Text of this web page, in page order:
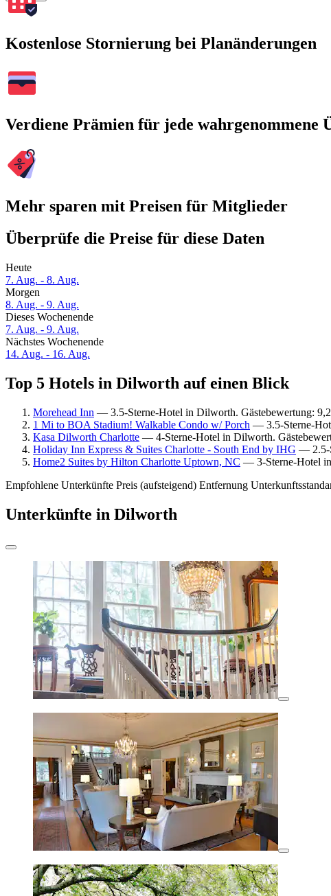
Kostenlose Stornierung bei Planänderungen
Verdiene Prämien für jede wahrgenommene
Mehr sparen mit Preisen für Mitglieder
Überprüfe die Preise für diese Daten
Heute
7. Aug. - 8. Aug.
Morgen
8. Aug. - 9. Aug.
Dieses Wochenende
7. Aug. - 9. Aug.
Nächstes Wochenende
14. Aug. - 16. Aug.
Top 5 Hotels in Dilworth auf einen Blick
Morehead Inn — 3.5-Sterne-Hotel in Dilworth. Gästebewertung:
1 Mi to BOA Stadium! Walkable Condo w/ Porch — 3.5-Sterne-
Kasa Dilworth Charlotte — 4-Sterne-Hotel in Dilworth.
Holiday Inn Express & Suites Charlotte - South End by IHG — 2.5-
Home2 Suites by Hilton Charlotte Uptown, NC — 3-Sterne-Hotel
Empfohlene Unterkünfte Preis (aufsteigend) Entfernung
Unterkünfte in Dilworth